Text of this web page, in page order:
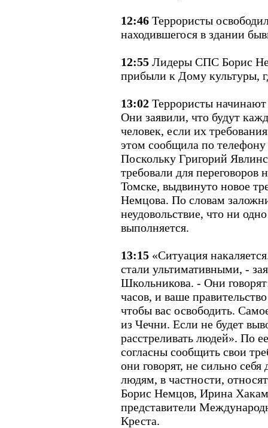
12:46 Террористы
находившегося в здании
12:55 Лидеры СПС Борис
прибыли к Дому культуры,
13:02 Террористы начинают
Они заявили, что будут
человек, если их
этом сообщила по
Поскольку Григорий
требовали для переговоров
Томске, выдвинуто новое
Немцова. По словам
неудовольствие, что ни
выполняется.
13:15 «Ситуация
стали ультимативными, -
Школьникова. - Они
часов, и ваше
чтобы вас освободить.
из Чечни. Если не будет
расстреливать людей». По
согласны сообщить свои
они говорят, не сильно
людям, в частности,
Борис Немцов, Ирина
представители
Креста.